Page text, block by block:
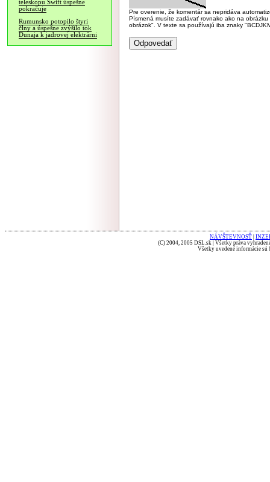
teleskopu Swift úspešne
pokračuje
Rumunsko potopilo štyri
člny a úspešne zvýšilo tok
Dunaja k jadrovej elektrárni
Pre overenie, že komentár sa nepridáva
Písmená musíte zadávať rovnako ako na
obrázok". V texte sa používajú iba znaky
NÁVŠTEVNOSŤ
(C) 2004, 2005 DSL.sk | Všetky práva
Všetky uvedené informácie sú